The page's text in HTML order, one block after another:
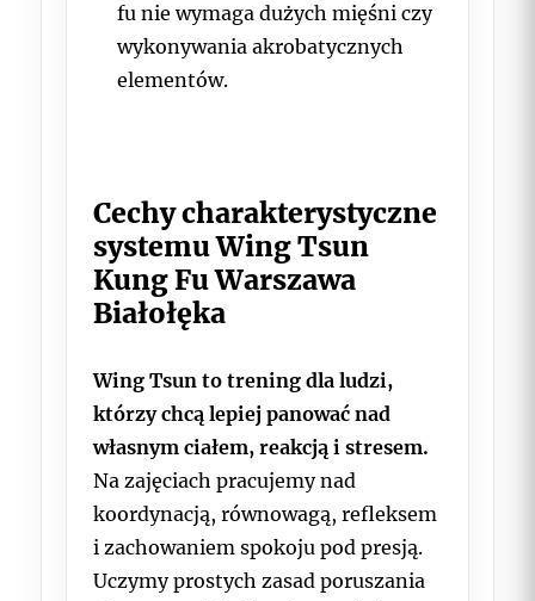
fu nie wymaga dużych mięśni czy
wykonywania akrobatycznych
elementów.
Cechy charakterystyczne
systemu Wing Tsun
Kung Fu Warszawa
Białołęka
Wing Tsun to trening dla ludzi,
którzy chcą lepiej panować nad
własnym ciałem, reakcją i stresem.
Na zajęciach pracujemy nad
koordynacją, równowagą, refleksem
i zachowaniem spokoju pod presją.
Uczymy prostych zasad poruszania